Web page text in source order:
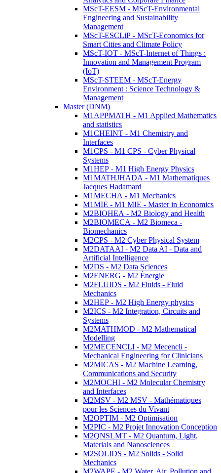
MScT-EESM - MScT-Environmental
Engineering and Sustainability
Management
MScT-ESCLiP - MScT-Economics for
Smart Cities and Climate Policy
MScT-IOT - MScT-Internet of Things :
Innovation and Management Program
(IoT)
MScT-STEEM - MScT-Energy
Environment : Science Technology &
Management
Master (DNM)
M1APPMATH - M1 Applied Mathematics
and statistics
M1CHEINT - M1 Chemistry and
Interfaces
M1CPS - M1 CPS - Cyber Physical
Systems
M1HEP - M1 High Energy Physics
M1MATHJHADA - M1 Mathematiques
Jacques Hadamard
M1MECHA - M1 Mechanics
M1MIE - M1 MIE - Master in Economics
M2BIOHEA - M2 Biology and Health
M2BIOMECA - M2 Biomeca -
Biomechanics
M2CPS - M2 Cyber Physical System
M2DATAAI - M2 Data AI - Data and
Artificial Intelligence
M2DS - M2 Data Sciences
M2ENERG - M2 Énergie
M2FLUIDS - M2 Fluids - Fluid
Mechanics
M2HEP - M2 High Energy physics
M2ICS - M2 Integration, Circuits and
Systems
M2MATHMOD - M2 Mathematical
Modelling
M2MECENCLI - M2 Mecencli -
Mechanical Engineering for Clinicians
M2MICAS - M2 Machine Learning,
Communications and Security
M2MOCHI - M2 Molecular Chemistry
and Interfaces
M2MSV - M2 MSV - Mathématiques
pour les Sciences du Vivant
M2OPTIM - M2 Optimisation
M2PIC - M2 Projet Innovation Conception
M2QNSLMT - M2 Quantum, Light,
Materials and Nanosciences
M2SOLIDS - M2 Solids - Solid
Mechanics
M2WAPE - M2 Water, Air, Pollution and